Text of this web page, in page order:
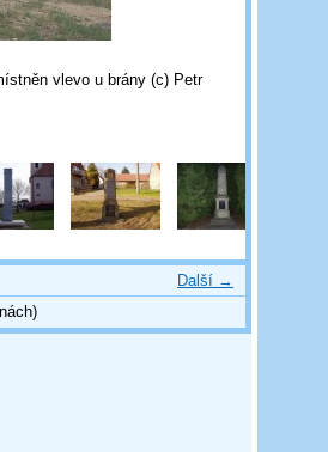
vlevo u brány (c) Petr
Další →